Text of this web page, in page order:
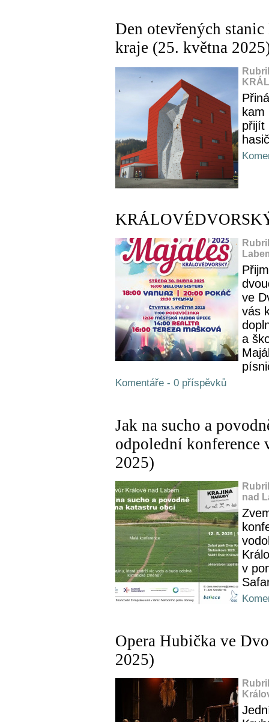
Den otevřených
kraje (25. května
kam
přijít
ve
vás
a
Komentáře - 0 příspěvků
Jak na sucho a
odpolední konference
2025)
nad
v
Opera Hubička ve
2025)